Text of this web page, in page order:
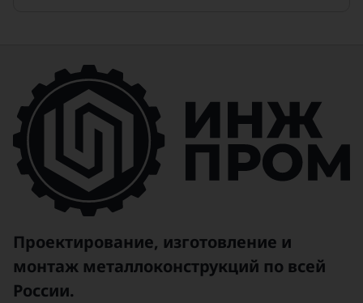
уменьшает риск аварийных
ситуаций и повышает качество
конечного продукта.
Сепаратор легко интегрируется в
существующие технологические
схемы, сокращая время на
обслуживание и оптимизируя
производственные процессы.
эффективность — используйте
сепаратор НГСВ для успешной
работы вашего предприятия!
Проектирование, изготовление и
монтаж металлоконструкций по всей
России.